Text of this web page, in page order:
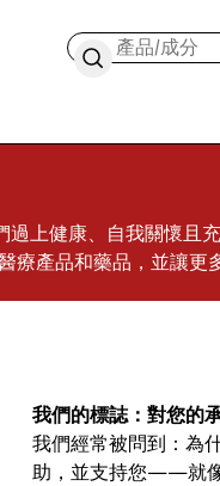
搜索
過上健康、自我關懷
療產品和藥品，並讓更
我們的標誌：對您的
我們經常被問到：為
助，並支持您——就